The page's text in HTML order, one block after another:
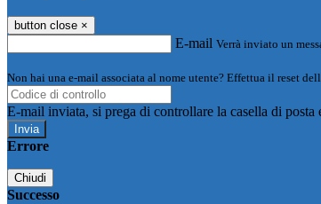
button close ×
E-mail Verrà inviato un
Non hai una e-mail associata al nome utente? Effettua il reset
E-mail inviata, si prega di controllare la casella di posta
Errore
Chiudi
Successo